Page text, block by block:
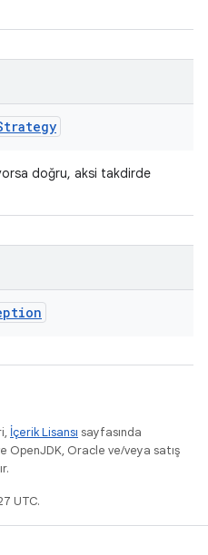
doğru, aksi takdirde
İçerik Lisansı sayfasında
OpenJDK, Oracle ve/veya satış
UTC.